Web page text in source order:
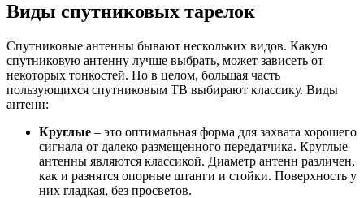
Виды спутниковых тарелок
Спутниковые антенны бывают нескольких видов. Какую
спутниковую антенну лучше выбрать, может зависеть от
некоторых тонкостей. Но в целом, большая часть
пользующихся спутниковым ТВ выбирают классику. Виды
антенн:
Круглые – это оптимальная форма для захвата хорошего
сигнала от далеко размещенного передатчика. Круглые
антенны являются классикой. Диаметр антенн различен,
как и разнятся опорные штанги и стойки. Поверхность у
них гладкая, без просветов.